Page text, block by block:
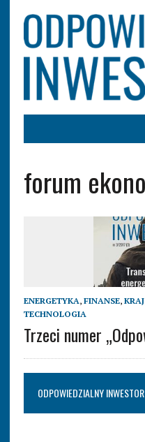
forum
ENERGETYKA, FINANSE, KRAJ
TECHNOLOGIA
Trzeci numer
ODPOWIEDZIALNY